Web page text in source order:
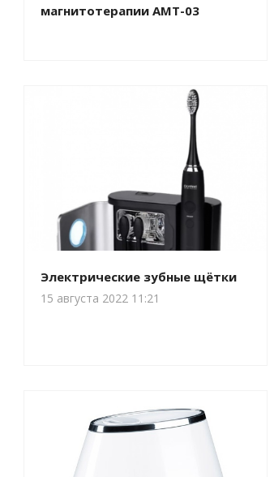
магнитотерапии АМТ-03
Электрические зубные щётки
15 августа 2022 11:21